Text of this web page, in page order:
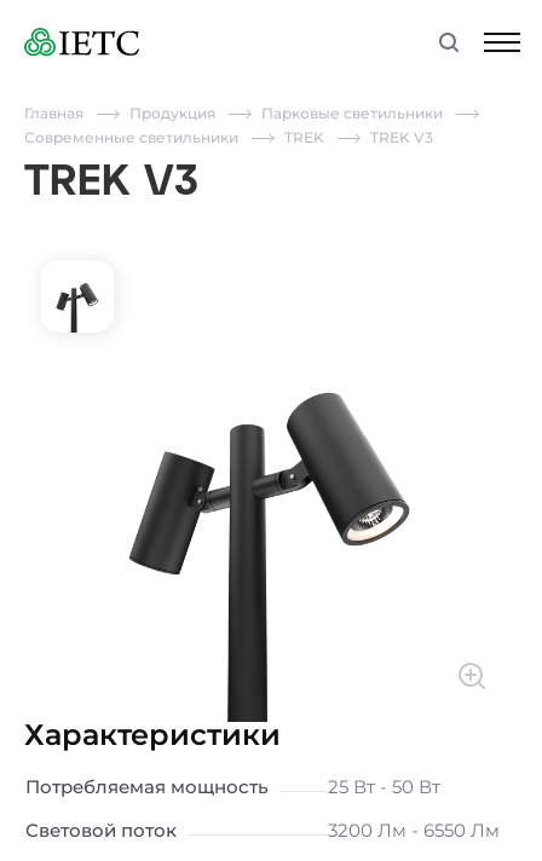
Главная Продукция
Парковые светильники
Современные светильники
TREK TREK V3
TREK V3
Характеристики
Потребляемая мощность
25 Вт - 50 Вт
Световой поток
3200 Лм - 6550 Лм